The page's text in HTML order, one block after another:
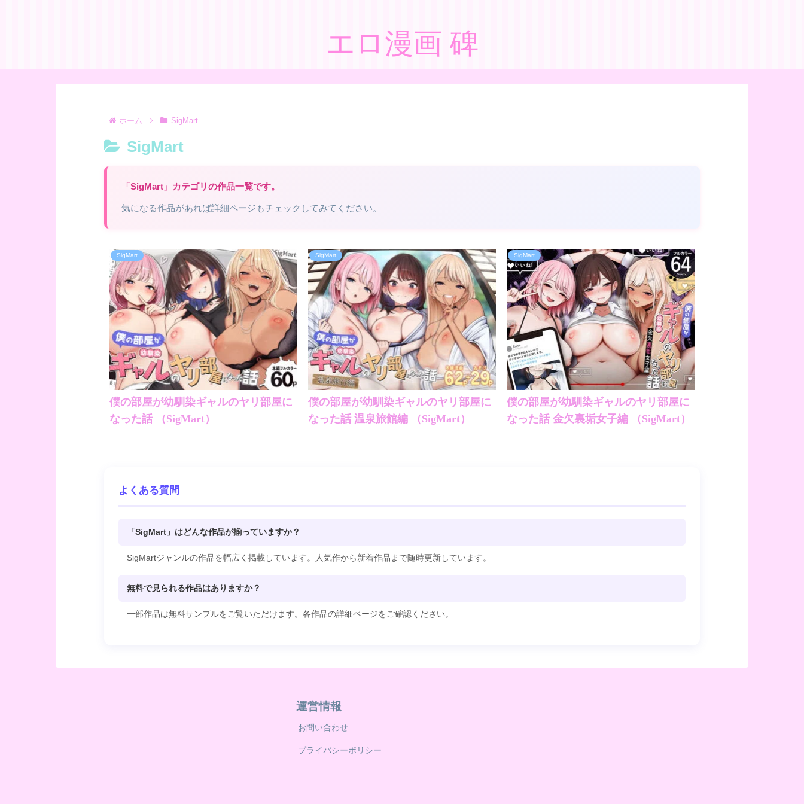
エロ漫画 碑
ホーム SigMart
SigMart
「SigMart」カテゴリの作品一覧です。
気になる作品があれば詳細ページもチェックしてみてください。
SigMart
僕の部屋が幼馴染ギャルのヤリ部屋に
なった話 （SigMart）
SigMart
僕の部屋が幼馴染ギャルのヤリ部屋に
なった話 温泉旅館編 （SigMart）
SigMart
僕の部屋が幼馴染ギャルのヤリ部屋に
なった話 金欠裏垢女子編 （SigMart）
よくある質問
「SigMart」はどんな作品が揃っていますか？
SigMartジャンルの作品を幅広く掲載しています。人気作から新着作品まで随時更新しています。
無料で見られる作品はありますか？
一部作品は無料サンプルをご覧いただけます。各作品の詳細ページをご確認ください。
運営情報
お問い合わせ
プライバシーポリシー